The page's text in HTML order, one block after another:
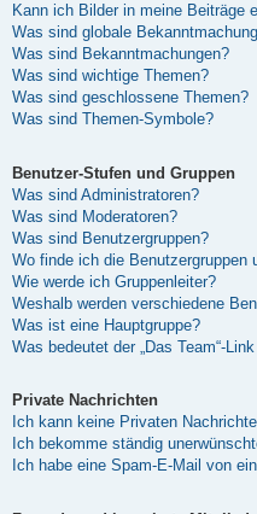
Kann ich Bilder in meine Beiträge
Was sind globale
Was sind Bekanntmachungen?
Was sind wichtige Themen?
Was sind geschlossene Themen?
Was sind Themen-Symbole?
Benutzer-Stufen und Gruppen
Was sind Administratoren?
Was sind Moderatoren?
Was sind Benutzergruppen?
Wo finde ich die Benutzergruppen
Wie werde ich Gruppenleiter?
Weshalb werden verschiedene
Was ist eine Hauptgruppe?
Was bedeutet der „Das Team“-
Private Nachrichten
Ich kann keine Privaten
Ich bekomme ständig
Ich habe eine Spam-E-Mail von